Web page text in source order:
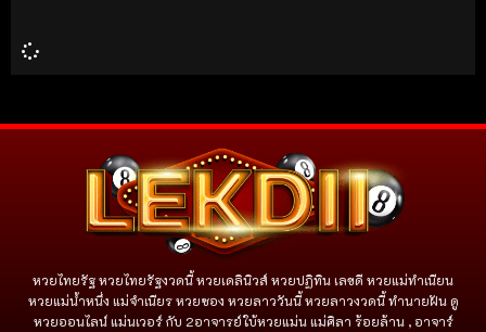
หวยไทยรัฐ หวยไทยรัฐงวดนี้ หวยเดลินิวส์ หวยปฏิทิน เลขดี หวยแม่ทำเนียน
หวยแม่น้ำหนึ่ง แม่จําเนียร หวยซอง หวยลาววันนี้ หวยลาวงวดนี้ ทำนายฝัน ดู
หวยออนไลน์ แม่นเวอร์ กับ 2อาจารย์ใบ้หวยแม่น แม่ศิลา ร้อยล้าน , อาจาร์